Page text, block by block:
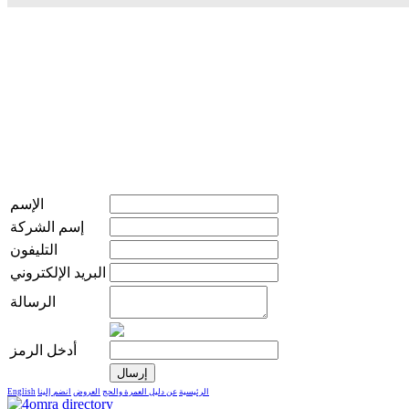
الإسم
إسم الشركة
التليفون
البريد الإلكتروني
الرسالة
أدخل الرمز
English الرئيسية عن دليل العمرة والحج العروض انضم إلينا